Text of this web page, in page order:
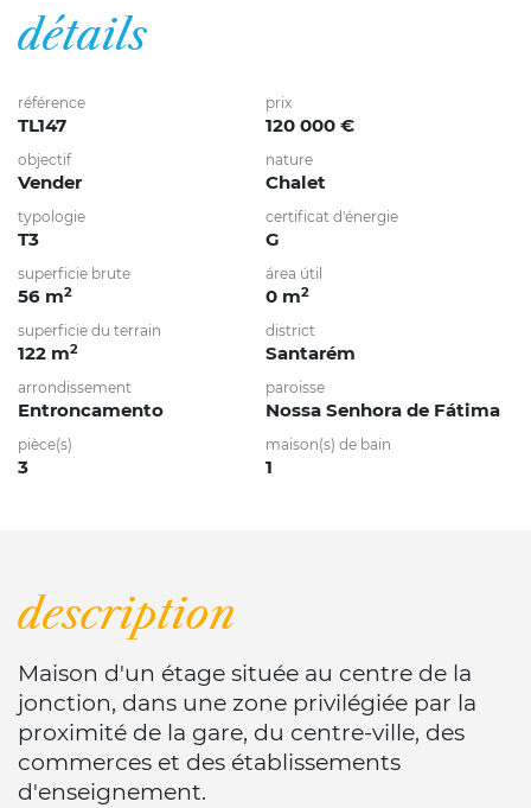
détails
référence
TL147
prix
120 000 €
objectif
Vender
nature
Chalet
typologie
T3
certificat d'énergie
G
superficie brute
56 m2
área útil
0 m2
superficie du terrain
122 m2
district
Santarém
arrondissement
Entroncamento
paroisse
Nossa Senhora de Fátima
pièce(s)
3
maison(s) de bain
1
description
Maison d'un étage située au centre de la
jonction, dans une zone privilégiée par la
proximité de la gare, du centre-ville, des
commerces et des établissements
d'enseignement.